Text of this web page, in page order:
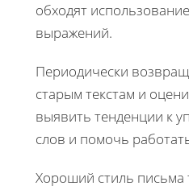
обходят
выражений.
Периодически
старым текстам и
выявить тенденции к
слов и помочь
Хороший стиль письма